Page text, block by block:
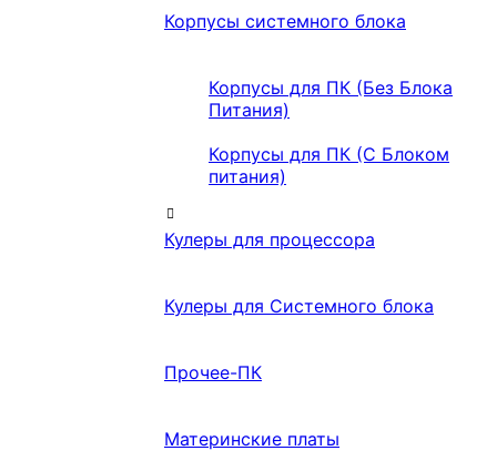
Корпусы системного блока
Корпусы для ПК (Без Блока
Питания)
Корпусы для ПК (С Блоком
питания)
Кулеры для процессора
Кулеры для Системного блока
Прочее-ПК
Материнские платы